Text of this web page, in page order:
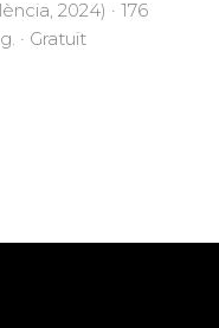
2024) · 176
· Gratuït